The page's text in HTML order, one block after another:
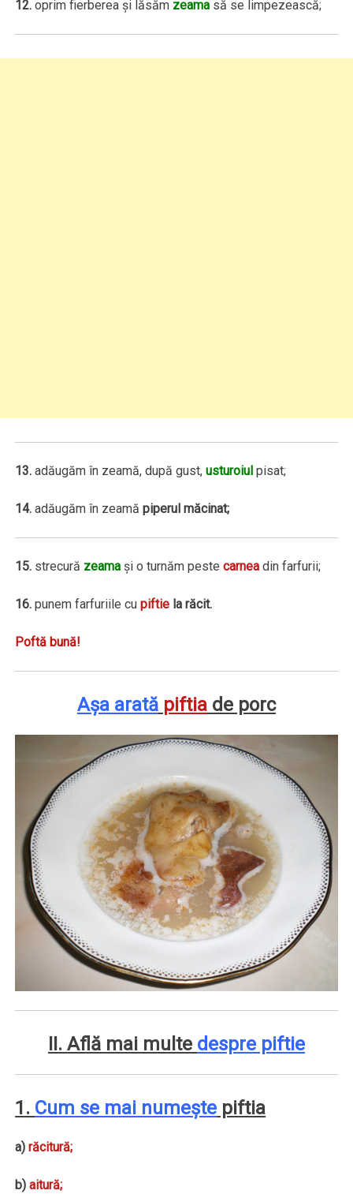
12. oprim fierberea şi lăsăm zeama să se limpezească;
13. adăugăm în zeamă, după gust,usturoiul pisat;
14. adăugăm în zeamăpiperul măcinat;
15. strecură zeama şi o turnăm pestecarnea din farfurii;
16. punem farfuriile cupiftie la răcit.
Poftă bună!
Aşa arată piftia de porc
II. Află mai multe despre piftie
1. Cum se mai numeşte piftia
a) răcitură;
b)aitură;